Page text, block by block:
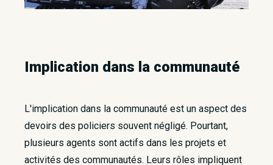
Implication dans la commu​nauté
L'implication dans la communauté est un aspect des
devoirs des policiers souvent négligé. Pourtant,
plusieurs agents sont actifs dans les projets et
activités des communautés. Leurs rôles impliquent